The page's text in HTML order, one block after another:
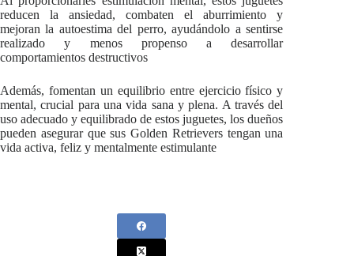
reducen la ansiedad, combaten el aburrimiento y
mejoran la autoestima del perro, ayudándolo a sentirse
realizado y menos propenso a desarrollar
comportamientos destructivos
Además, fomentan un equilibrio entre ejercicio físico y
mental, crucial para una vida sana y plena. A través del
uso adecuado y equilibrado de estos juguetes, los dueños
pueden asegurar que sus Golden Retrievers tengan una
vida activa, feliz y mentalmente estimulante